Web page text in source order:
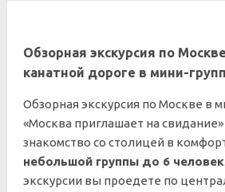
Обзорная экскурсия по
канатной дороге в мини-
Обзорная экскурсия по Москве в
«Москва приглашает на
знакомство со столицей в
небольшой группы до 6 человек
экскурсии вы проедете по